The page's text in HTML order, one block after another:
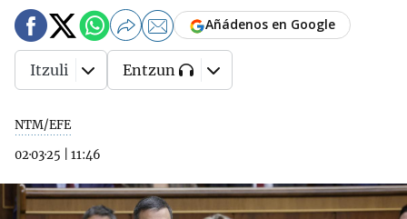
NTM/EFE
02·03·25
11:46
Añádenos en Google
Itzuli Entzun